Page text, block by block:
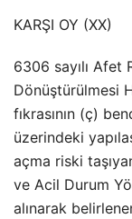
KARŞI OY (XX)
6306 sayılı Afet
Dönüştürülmesi
fıkrasının (ç)
üzerindeki
açma riski
ve Acil Durum
alınarak